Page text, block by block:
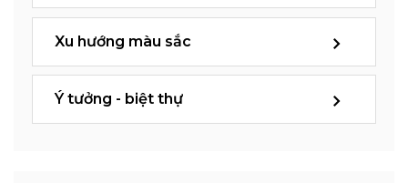
Xu hướng màu sắc
Ý tưởng - biệt thự